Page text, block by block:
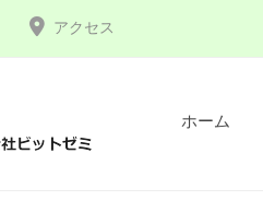
アクセス
ホーム